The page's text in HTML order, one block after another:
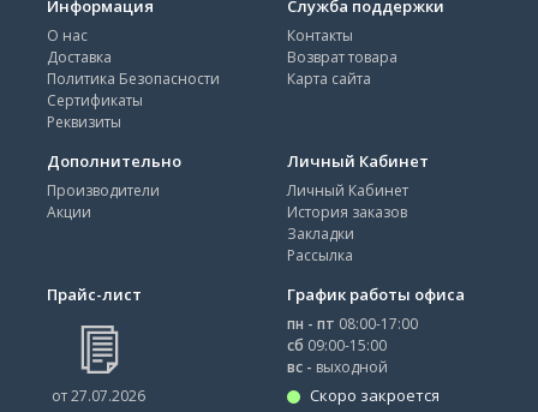
Информация
О нас
Доставка
Политика Безопасности
Сертификаты
Реквизиты
Служба поддержки
Контакты
Возврат товара
Карта сайта
Дополнительно
Производители
Акции
Личный Кабинет
Личный Кабинет
История заказов
Закладки
Рассылка
Прайс-лист
от 27.07.2026
График работы офиса
пн - пт 08:00-17:00
сб 09:00-15:00
вс - выходной
Скоро закроется